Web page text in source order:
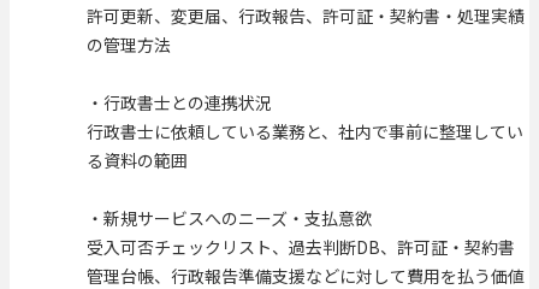
許可更新、変更届、行政報告、許可証・契約書・処理実績
の管理方法
・行政書士との連携状況
行政書士に依頼している業務と、社内で事前に整理してい
る資料の範囲
・新規サービスへのニーズ・支払意欲
受入可否チェックリスト、過去判断DB、許可証・契約書
管理台帳、行政報告準備支援などに対して費用を払う価値